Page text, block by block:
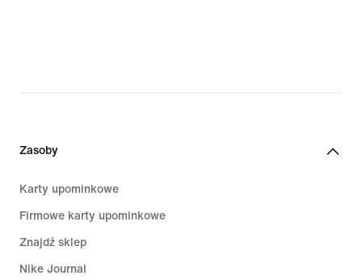
Zasoby
Karty upominkowe
Firmowe karty upominkowe
Znajdź sklep
Nike Journal